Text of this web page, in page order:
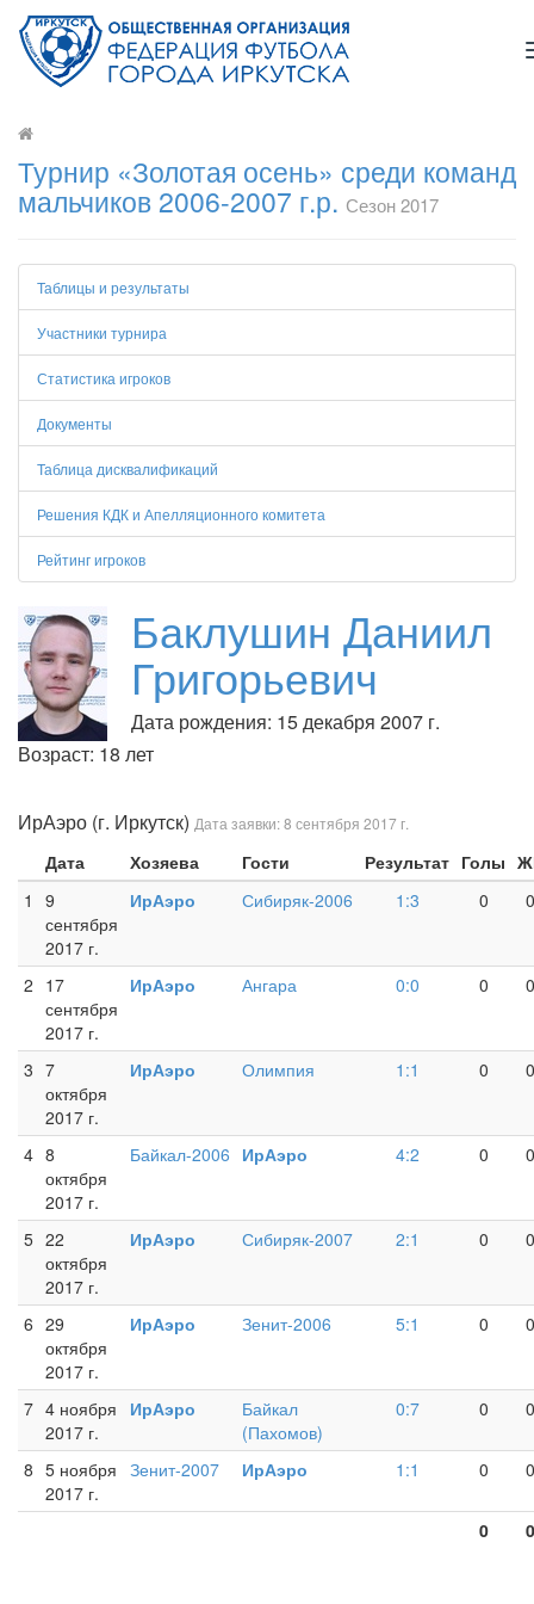
Турнир «Золотая осень» среди команд
мальчиков 2006-2007 г.р. Сезон 2017
Таблицы и результаты
Участники турнира
Статистика игроков
Документы
Таблица дисквалификаций
Решения КДК и Апелляционного комитета
Рейтинг игроков
Баклушин Даниил
Григорьевич
Дата рождения: 15 декабря 2007 г.
Возраст: 18 лет
ИрАэро (г. Иркутск) Дата заявки: 8 сентября 2017 г.
Дата Хозяева Гости Результат Голы
1
9
сентября
2017 г.
ИрАэро Сибиряк-2006 1:3 0 0
2 17
сентября
2017 г.
ИрАэро Ангара 0:0 0 0
3 7
октября
2017 г.
ИрАэро Олимпия 1:1 0 0
4 8
октября
2017 г.
Байкал-2006 ИрАэро 4:2 0 0
5 22
октября
2017 г.
ИрАэро Сибиряк-2007 2:1 0 0
6 29
октября
2017 г.
ИрАэро Зенит-2006 5:1 0 0
7 4 ноября
2017 г.
ИрАэро
Байкал
(Пахомов)
0:7 0 0
8 5 ноября
2017 г.
Зенит-2007 ИрАэро 1:1 0 0
0 0